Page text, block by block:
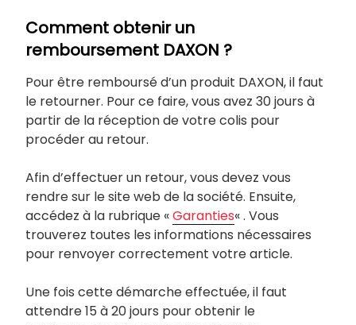
Comment obtenir un
remboursement DAXON ?
Pour être remboursé d’un produit DAXON, il faut
le retourner. Pour ce faire, vous avez 30 jours à
partir de la réception de votre colis pour
procéder au retour.
Afin d’effectuer un retour, vous devez vous
rendre sur le site web de la société. Ensuite,
accédez à la rubrique «Garanties« . Vous
trouverez toutes les informations nécessaires
pour renvoyer correctement votre article.
Une fois cette démarche effectuée, il faut
attendre 15 à 20 jours pour obtenir le